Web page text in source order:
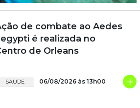
de combate ao Aedes
é realizada no
de Orleans
SAÚDE 06/08/2026 às 13h00 +